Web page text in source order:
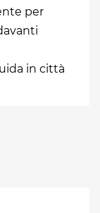
per
in città